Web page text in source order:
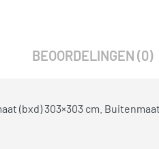
BEOORDELINGEN (0)
(bxd) 303×303 cm. Buitenmaat